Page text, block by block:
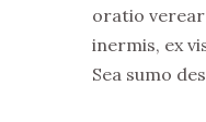
oratio verear
inermis, ex
Sea sumo